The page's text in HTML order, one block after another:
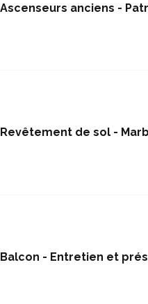
Ascenseurs anciens -
Revêtement de sol -
Balcon - Entretien et